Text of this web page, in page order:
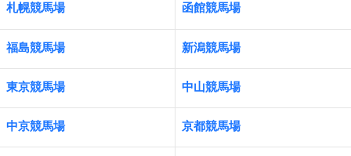
札幌競馬場 函館競馬場
福島競馬場 新潟競馬場
東京競馬場 中山競馬場
中京競馬場 京都競馬場